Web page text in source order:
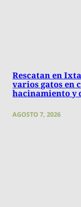
Rescatan en
varios gatos en
hacinamiento y
AGOSTO 7, 2026